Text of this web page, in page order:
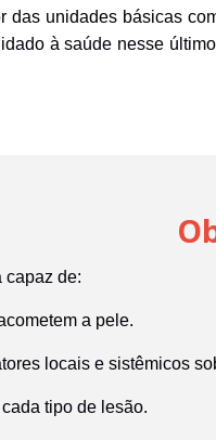
das unidades básicas
à saúde nesse
capaz de:
a pele.
locais e sistêmicos
tipo de lesão.